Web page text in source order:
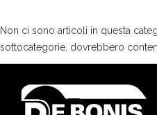
Non ci sono articoli in questa
sottocategorie, dovrebbero